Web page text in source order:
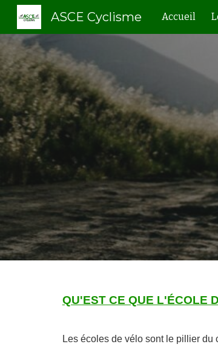
ASCE Cyclisme Accueil
QU'EST CE QUE L'ÉCOLE
Les écoles de vélo sont le pillier